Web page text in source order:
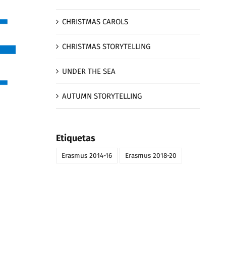
CHRISTMAS CAROLS
CHRISTMAS STORYTELLING
UNDER THE SEA
AUTUMN STORYTELLING
Etiquetas
Erasmus 2014-16 Erasmus 2018-20